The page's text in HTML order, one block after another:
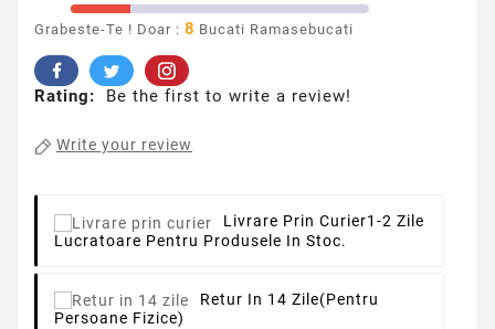
Grabeste-Te ! Doar : 8 Bucati Ramasebucati
Rating: Be the first to write a review!
Write your review
Livrare Prin Curier1-2 Zile
Lucratoare Pentru Produsele In Stoc.
Retur In 14 Zile(pentru
Persoane Fizice)